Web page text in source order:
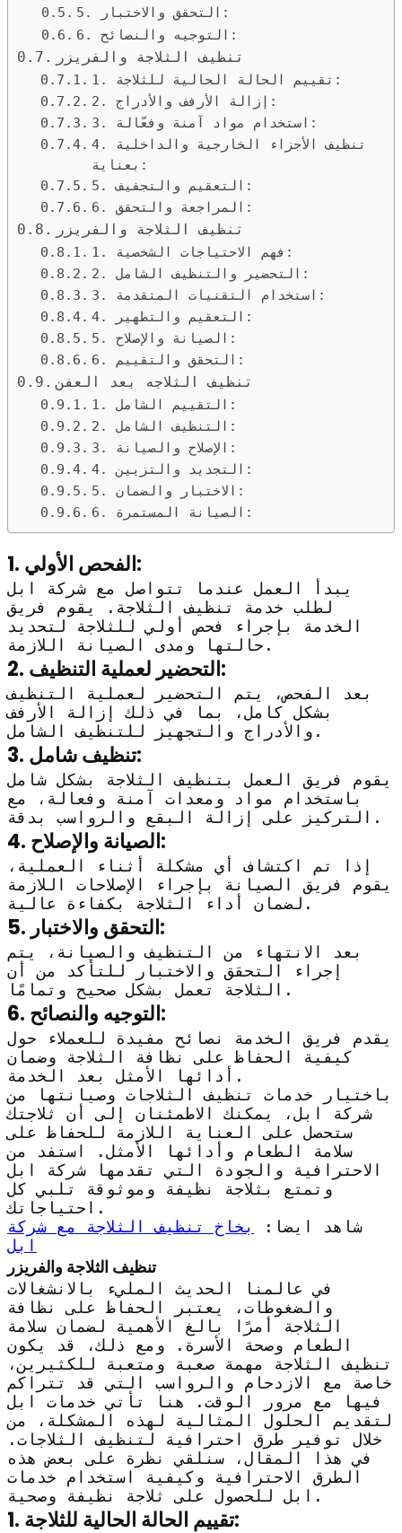
5. التحقق والاختبار:
6. التوجيه والنصائح:
تنظيف الثلاجة والفريزر
1. تقييم الحالة الحالية للثلاجة:
2. إزالة الأرفف والأدراج:
3. استخدام مواد آمنة وفعّالة:
4. تنظيف الأجزاء الخارجية والداخلية
بعناية:
5. التعقيم والتجفيف:
6. المراجعة والتحقق:
تنظيف الثلاجة والفريزر
1. فهم الاحتياجات الشخصية:
2. التحضير والتنظيف الشامل:
3. استخدام التقنيات المتقدمة:
4. التعقيم والتطهير:
5. الصيانة والإصلاح:
6. التحقق والتقييم:
تنظيف الثلاجه بعد العفن
1. التقييم الشامل:
2. التنظيف الشامل:
3. الإصلاح والصيانة:
4. التجديد والتزيين:
5. الاختبار والضمان:
6. الصيانة المستمرة:
1. الفحص الأولي:
يبدأ العمل عندما تتواصل مع شركة ابل
لطلب خدمة تنظيف الثلاجة. يقوم فريق
الخدمة بإجراء فحص أولي للثلاجة لتحديد
حالتها ومدى الصيانة اللازمة.
2. التحضير لعملية التنظيف:
بعد الفحص، يتم التحضير لعملية التنظيف
بشكل كامل، بما في ذلك إزالة الأرفف
والأدراج والتجهيز للتنظيف الشامل.
3. تنظيف شامل:
يقوم فريق العمل بتنظيف الثلاجة بشكل شامل
باستخدام مواد ومعدات آمنة وفعالة، مع
التركيز على إزالة البقع والرواسب بدقة.
4. الصيانة والإصلاح:
إذا تم اكتشاف أي مشكلة أثناء العملية،
يقوم فريق الصيانة بإجراء الإصلاحات اللازمة
لضمان أداء الثلاجة بكفاءة عالية.
5. التحقق والاختبار:
بعد الانتهاء من التنظيف والصيانة، يتم
إجراء التحقق والاختبار للتأكد من أن
الثلاجة تعمل بشكل صحيح وتمامًا.
6. التوجيه والنصائح:
يقدم فريق الخدمة نصائح مفيدة للعملاء حول
كيفية الحفاظ على نظافة الثلاجة وضمان
أدائها الأمثل بعد الخدمة.
باختيار خدمات تنظيف الثلاجات وصيانتها من
شركة ابل، يمكنك الاطمئنان إلى أن ثلاجتك
ستحصل على العناية اللازمة للحفاظ على
سلامة الطعام وأدائها الأمثل. استفد من
الاحترافية والجودة التي تقدمها شركة ابل
وتمتع بثلاجة نظيفة وموثوقة تلبي كل
احتياجاتك.
شاهد ايضا:
بخاخ تنظيف الثلاجة مع شركة
ابل
تنظيف الثلاجة والفريزر
في عالمنا الحديث المليء بالانشغالات
والضغوطات، يعتبر الحفاظ على نظافة
الثلاجة أمرًا بالغ الأهمية لضمان سلامة
الطعام وصحة الأسرة. ومع ذلك، قد يكون
تنظيف الثلاجة مهمة صعبة ومتعبة للكثيرين،
خاصة مع الازدحام والرواسب التي قد تتراكم
فيها مع مرور الوقت. هنا تأتي خدمات ابل
لتقديم الحلول المثالية لهذه المشكلة، من
خلال توفير طرق احترافية لتنظيف الثلاجات.
في هذا المقال، سنلقي نظرة على بعض هذه
الطرق الاحترافية وكيفية استخدام خدمات
ابل للحصول على ثلاجة نظيفة وصحية.
1. تقييم الحالة الحالية للثلاجة: